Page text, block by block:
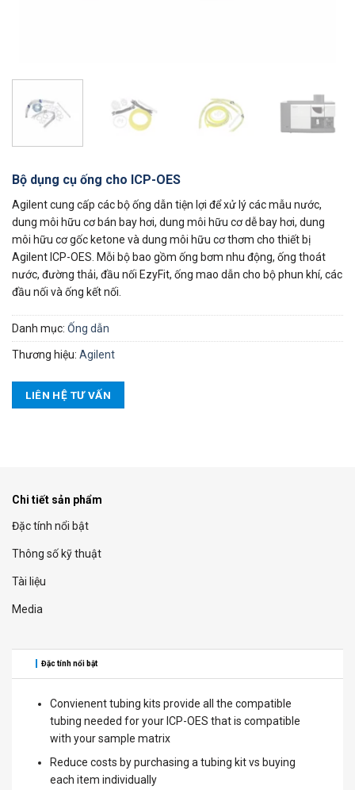
Bộ dụng cụ ống cho ICP-OES
Agilent cung cấp các bộ ống dẫn tiện lợi để xử lý các mẫu nước,
dung môi hữu cơ bán bay hơi, dung môi hữu cơ dễ bay hơi, dung
môi hữu cơ gốc ketone và dung môi hữu cơ thơm cho thiết bị
Agilent ICP-OES. Mỗi bộ bao gồm ống bơm nhu động, ống thoát
nước, đường thải, đầu nối EzyFit, ống mao dẫn cho bộ phun khí, các
đầu nối và ống kết nối.
Danh mục: Ống dẫn
Thương hiệu: Agilent
LIÊN HỆ TƯ VẤN
Chi tiết sản phẩm
Đặc tính nổi bật
Thông số kỹ thuật
Tài liệu
Media
Đặc tính nổi bật
Convienent tubing kits provide all the compatible
tubing needed for your ICP-OES that is compatible
with your sample matrix
Reduce costs by purchasing a tubing kit vs buying
each item individually